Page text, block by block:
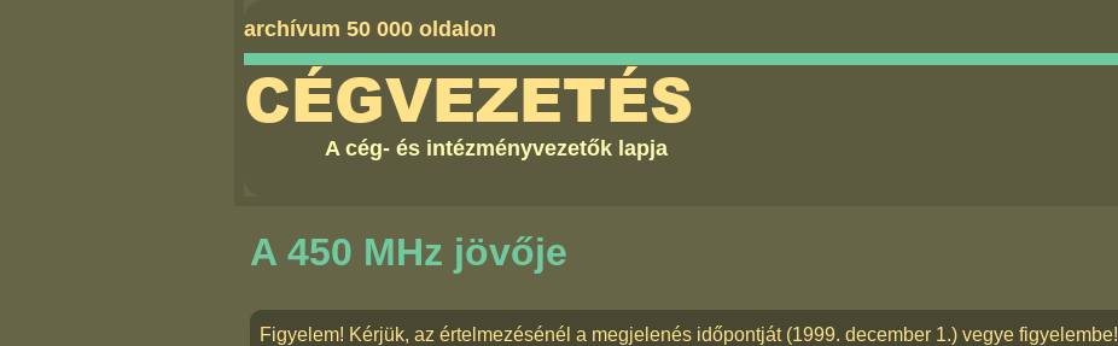
archívum 50 000 oldalon
CÉGVEZETÉS
A cég- és intézményvezetők lapja
A 450 MHz jövője
Figyelem! Kérjük, az értelmezésénél a megjelenés időpontját (1999. december 1.) vegye figyelembe!